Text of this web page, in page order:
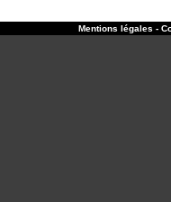
Mentions légales -